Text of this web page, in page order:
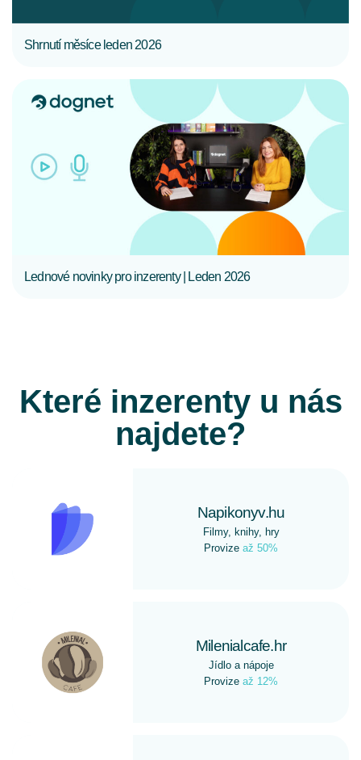
Shrnutí měsíce leden 2026
CELÝ ČLÁNEK
Lednové novinky pro inzerenty | Leden 2026
Které inzerenty u nás
najdete?
Napikonyv.hu
Filmy, knihy, hry
Provize až 50%
Milenialcafe.hr
Jídlo a nápoje
Provize až 12%